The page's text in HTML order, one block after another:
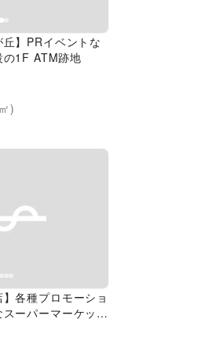
丘】PRイベントな
の1F ATM跡地
㎡)
】各種プロモーショ
ーパーマーケット
のスペース